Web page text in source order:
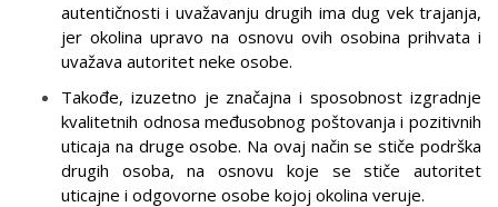
autentičnosti i uvažavanju drugih ima dug vek trajanja,
jer okolina upravo na osnovu ovih osobina prihvata i
uvažava autoritet neke osobe.
Takođe, izuzetno je značajna i sposobnost izgradnje
kvalitetnih odnosa međusobnog poštovanja i pozitivnih
uticaja na druge osobe. Na ovaj način se stiče podrška
drugih osoba, na osnovu koje se stiče autoritet
uticajne i odgovorne osobe kojoj okolina veruje.